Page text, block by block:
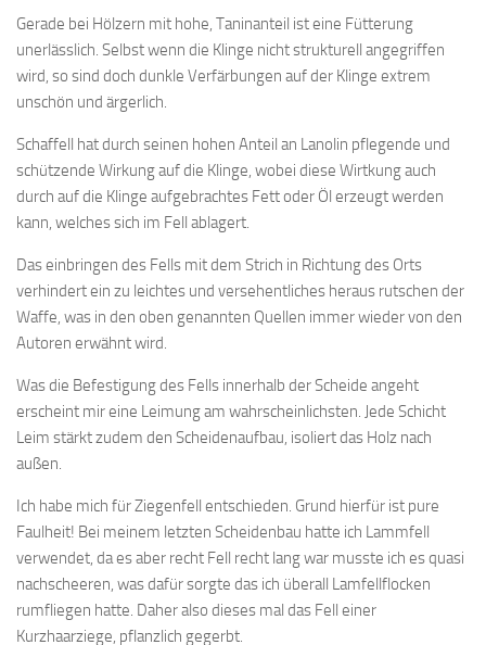
Gerade bei Hölzern mit hohe, Taninanteil ist eine Fütterung
unerlässlich. Selbst wenn die Klinge nicht strukturell angegriffen
wird, so sind doch dunkle Verfärbungen auf der Klinge extrem
unschön und ärgerlich.
Schaffell hat durch seinen hohen Anteil an Lanolin pflegende und
schützende Wirkung auf die Klinge, wobei diese Wirtkung auch
durch auf die Klinge aufgebrachtes Fett oder Öl erzeugt werden
kann, welches sich im Fell ablagert.
Das einbringen des Fells mit dem Strich in Richtung des Orts
verhindert ein zu leichtes und versehentliches heraus rutschen der
Waffe, was in den oben genannten Quellen immer wieder von den
Autoren erwähnt wird.
Was die Befestigung des Fells innerhalb der Scheide angeht
erscheint mir eine Leimung am wahrscheinlichsten. Jede Schicht
Leim stärkt zudem den Scheidenaufbau, isoliert das Holz nach
außen.
Ich habe mich für Ziegenfell entschieden. Grund hierfür ist pure
Faulheit! Bei meinem letzten Scheidenbau hatte ich Lammfell
verwendet, da es aber recht Fell recht lang war musste ich es quasi
nachscheeren, was dafür sorgte das ich überall Lamfellflocken
rumfliegen hatte. Daher also dieses mal das Fell einer
Kurzhaarziege, pflanzlich gegerbt.